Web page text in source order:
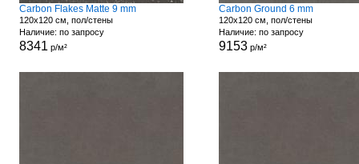
Carbon Flakes Matte 9 mm
120x120 см, пол/стены
Наличие: по запросу
8341 р/м²
Carbon Ground 6 mm
120x120 см, пол/стены
Наличие: по запросу
9153р/м²